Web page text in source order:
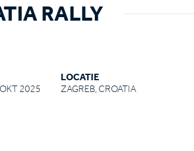
RALLY
2025
LOCATIE
ZAGREB, CROATIA